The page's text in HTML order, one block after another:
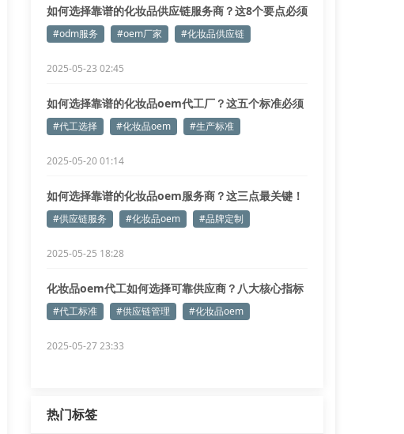
如何选择靠谱的化妆品供应链服务商？这8个要点必须
掌握
#odm服务 #oem厂家 #化妆品供应链
2025-05-23 02:45
如何选择靠谱的化妆品oem代工厂？这五个标准必须
了解！
#代工选择 #化妆品oem #生产标准
2025-05-20 01:14
如何选择靠谱的化妆品oem服务商？这三点最关键！
#供应链服务 #化妆品oem #品牌定制
2025-05-25 18:28
化妆品oem代工如何选择可靠供应商？八大核心指标
解析
#代工标准 #供应链管理 #化妆品oem
2025-05-27 23:33
热门标签